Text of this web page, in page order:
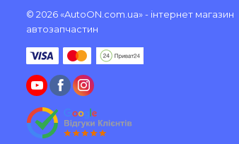
© 2026 «AutoON.com.ua» - інтернет магазин
автозапчастин